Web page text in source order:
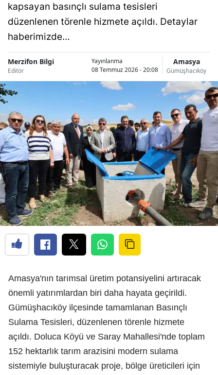
kapsayan basınçlı sulama tesisleri
düzenlenen törenle hizmete açıldı. Detaylar
haberimizde…
Merzifon Bilgi
Editör
Yayınlanma
08 Temmuz 2026 - 20:08
Amasya
Gümüşhacıköy
Amasya'nın tarımsal üretim potansiyelini artıracak
önemli yatırımlardan biri daha hayata geçirildi.
Gümüşhacıköy ilçesinde tamamlanan Basınçlı
Sulama Tesisleri, düzenlenen törenle hizmete
açıldı. Doluca Köyü ve Saray Mahallesi'nde toplam
152 hektarlık tarım arazisini modern sulama
sistemiyle buluşturacak proje, bölge üreticileri için